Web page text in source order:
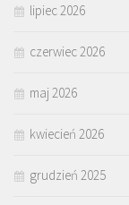
lipiec 2026
czerwiec 2026
maj 2026
kwiecień 2026
grudzień 2025